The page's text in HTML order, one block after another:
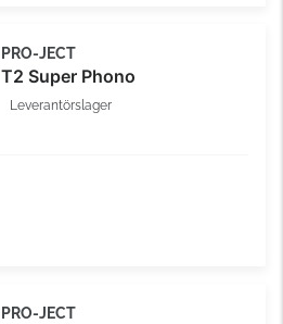
PRO-JECT
T2 Super Phono
Leverantörslager
PRO-JECT